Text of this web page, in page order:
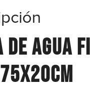
De Agua